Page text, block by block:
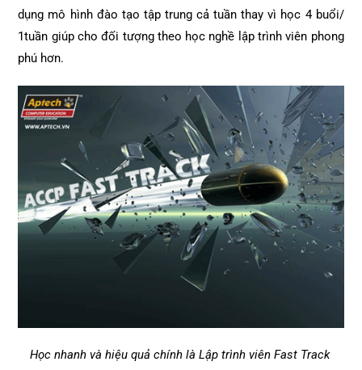
dụng mô hình đào tạo tập trung cả tuần thay vì học 4 buổi/
1tuần giúp cho đối tượng theo học nghề lập trình viên phong
phú hơn.
Học nhanh và hiệu quả chính là Lập trình viên Fast Track